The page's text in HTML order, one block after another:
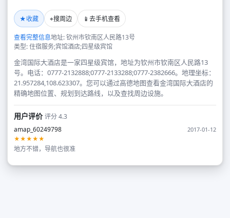
★收藏 ⌖搜周边 📱 去手机查看
查看完整信息地址: 钦州市钦南区人民路13号
类型: 住宿服务;宾馆酒店;四星级宾馆
金湾国际大酒店是一家四星级宾馆，地址为钦州市钦南区人民路13
号。电话：0777-2132888;0777-2133288;0777-2382666。地理坐标：
21.957284,108.623307。您可以通过高德地图查看金湾国际大酒店的
精确地图位置、规划到达路线，以及查找周边设施。
用户评价评分 4.3
amap_60249798
2017-01-12
★★★★★
地方不错，导航也很准